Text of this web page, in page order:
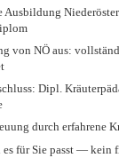
Ausbildung
von NÖ aus:
Dipl.
durch erfahrene
es für Sie passt — kein